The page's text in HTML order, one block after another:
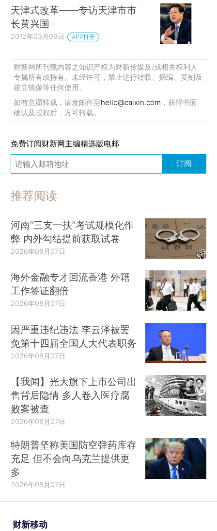
天津式改革——专访天津市市
长黄兴国
2012年03月09日 APP打开
财新网所刊载内容之知识产权为财新传媒及/或相关权利人
专属所有或持有。未经许可，禁止进行转载、摘编、复制及
建立镜像等任何使用。
如有意愿转载，请发邮件至hello@caixin.com ，获得书面
确认及授权后，方可转载。
免费订阅财新网主编精选版电邮
订阅
推荐阅读
河南“三支一扶”考试规模化作
弊 内外勾结提前获取试卷
2026年08月07日
海外金融专才回流香港 外籍
工作签证翻倍
2026年08月07日
因严重违纪违法 李云泽被罢
免第十四届全国人大代表职务
2026年08月07日
【我闻】光大旗下上市公司出
售背后隐情 多人卷入医疗腐
败案被查
2026年08月07日
特朗普坚称美国防空弹药库存
充足 但不会向乌克兰提供更
多
2026年08月07日
财新移动